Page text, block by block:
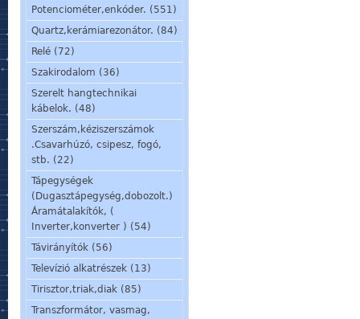
Potenciométer,enkóder. (551)
Quartz,kerámiarezonátor. (84)
Relé (72)
Szakirodalom (36)
Szerelt hangtechnikai
kábelok. (48)
Szerszám,kéziszerszámok
.Csavarhúzó, csipesz, fogó,
stb. (22)
Tápegységek
(Dugasztápegység,dobozolt.)
Áramátalakítók, (
Inverter,konverter ) (54)
Távirányítók (56)
Televízió alkatrészek (13)
Tirisztor,triak,diak (85)
Transzformátor, vasmag,